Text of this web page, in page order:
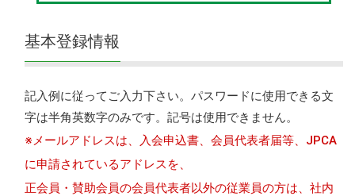
基本登録情報
記入例に従ってご入力下さい。パスワードに使用できる文
字は半角英数字のみです。記号は使用できません。
※メールアドレスは、入会申込書、会員代表者届等、JPCA
に申請されているアドレスを、
正会員・賛助会員の会員代表者以外の従業員の方は、社内